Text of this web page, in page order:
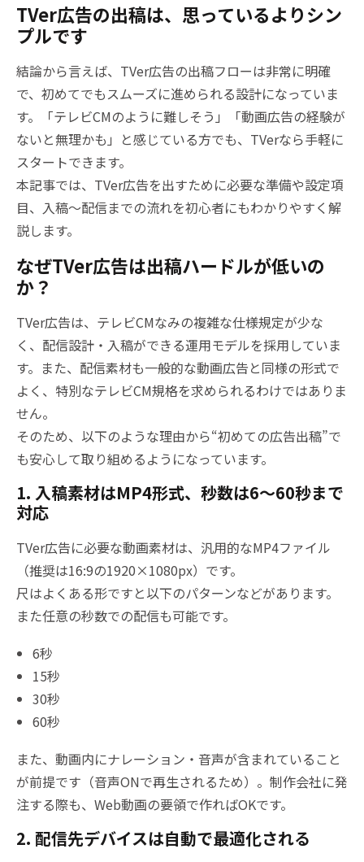
TVer広告の出稿は、思っているよりシン
プルです
結論から言えば、TVer広告の出稿フローは非常に明確
で、初めてでもスムーズに進められる設計になっていま
す。「テレビCMのように難しそう」「動画広告の経験が
ないと無理かも」と感じている方でも、TVerなら手軽に
スタートできます。
本記事では、TVer広告を出すために必要な準備や設定項
目、入稿〜配信までの流れを初心者にもわかりやすく解
説します。
なぜTVer広告は出稿ハードルが低いの
か？
TVer広告は、テレビCMなみの複雑な仕様規定が少な
く、配信設計・入稿ができる運用モデルを採用していま
す。また、配信素材も一般的な動画広告と同様の形式で
よく、特別なテレビCM規格を求められるわけではありま
せん。
そのため、以下のような理由から“初めての広告出稿”で
も安心して取り組めるようになっています。
1. 入稿素材はMP4形式、秒数は6〜60秒まで
対応
TVer広告に必要な動画素材は、汎用的なMP4ファイル
（推奨は16:9の1920×1080px）です。
尺はよくある形ですと以下のパターンなどがあります。
また任意の秒数での配信も可能です。
6秒
15秒
30秒
60秒
また、動画内にナレーション・音声が含まれていること
が前提です（音声ONで再生されるため）。制作会社に発
注する際も、Web動画の要領で作ればOKです。
2. 配信先デバイスは自動で最適化される